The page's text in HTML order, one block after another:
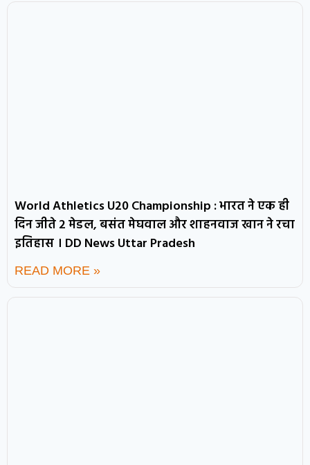
World Athletics U20 Championship : भारत ने एक ही
दिन जीते 2 मेडल, बसंत मेघवाल और शाहनवाज खान ने रचा
इतिहास । DD News Uttar Pradesh
READ MORE »